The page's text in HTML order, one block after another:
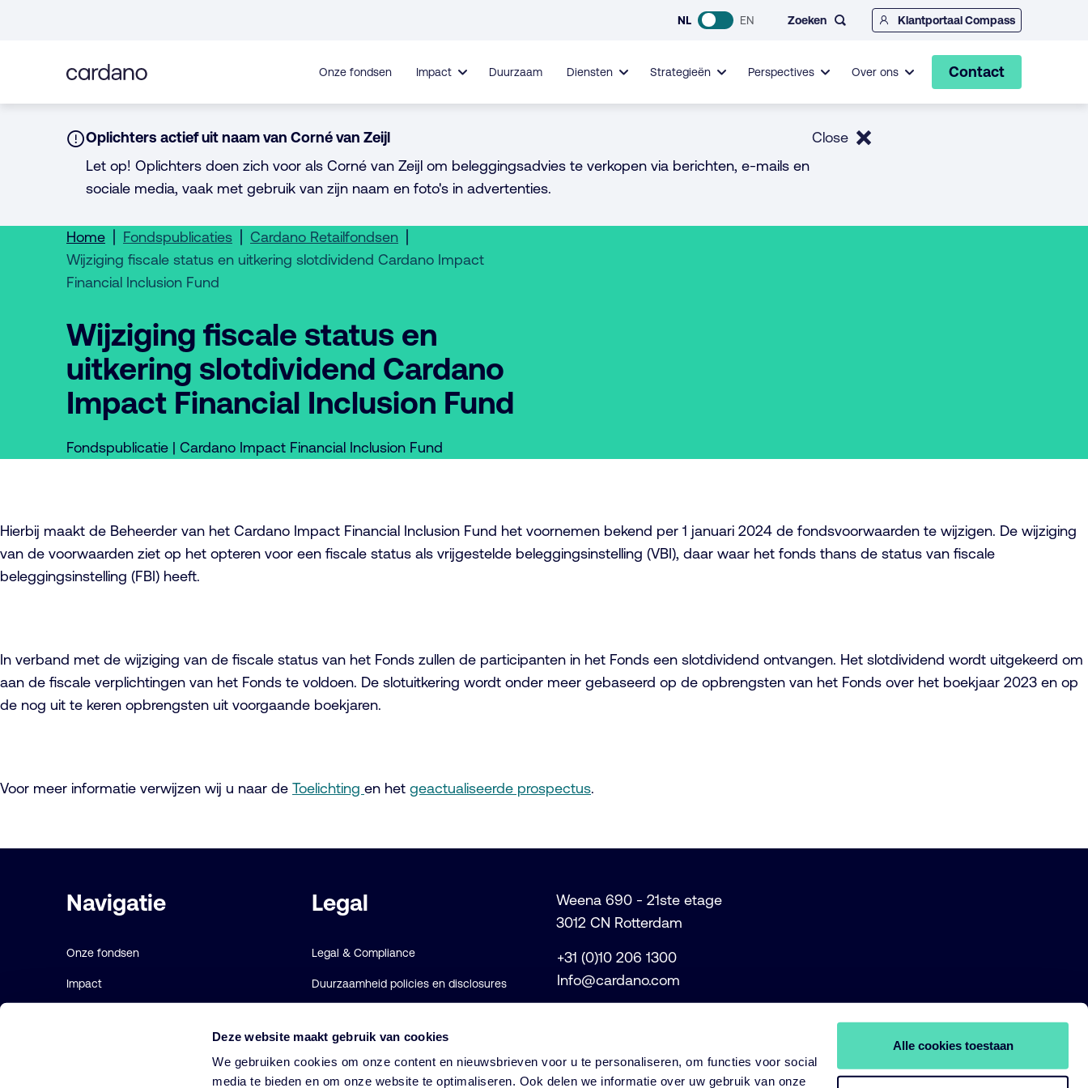
Deze website maakt gebruik van cookies
We gebruiken cookies om onze content en nieuwsbrieven voor u te personaliseren, om functies voor social
media te bieden en om onze website te optimaliseren. Ook delen we informatie over uw gebruik van onze
Alle cookies toestaan
inhoud
NL EN Zoeken Klantportaal Compass
Onze fondsen Impact Duurzaam Diensten Strategieën Perspectives Over ons Contact
Notice:
Oplichters actief uit naam van Corné van Zeijl
Let op! Oplichters doen zich voor als Corné van Zeijl om beleggingsadvies te verkopen via berichten, e-mails en
sociale media, vaak met gebruik van zijn naam en foto's in advertenties.
Close
Home Fondspublicaties
Cardano Retailfondsen
Wijziging fiscale status en uitkering slotdividend Cardano Impact
Financial Inclusion Fund
Wijziging fiscale status en
uitkering slotdividend Cardano
Impact Financial Inclusion Fund
Fondspublicatie | Cardano Impact Financial Inclusion Fund
Hierbij maakt de Beheerder van het Cardano Impact Financial Inclusion Fund het voornemen bekend per 1 januari 2024 de fondsvoorwaarden te wijzigen. De wijziging
van de voorwaarden ziet op het opteren voor een fiscale status als vrijgestelde beleggingsinstelling (VBI), daar waar het fonds thans de status van fiscale
beleggingsinstelling (FBI) heeft.
In verband met de wijziging van de fiscale status van het Fonds zullen de participanten in het Fonds een slotdividend ontvangen. Het slotdividend wordt uitgekeerd om
aan de fiscale verplichtingen van het Fonds te voldoen. De slotuitkering wordt onder meer gebaseerd op de opbrengsten van het Fonds over het boekjaar 2023 en op
de nog uit te keren opbrengsten uit voorgaande boekjaren.
Voor meer informatie verwijzen wij u naar de Toelichting en het geactualiseerde prospectus.
links
Navigatie
Onze fondsen
Impact
Legal
Legal & Compliance
Duurzaamheid policies en disclosures
Cookie verklaring
Weena 690 - 21ste etage
3012 CN Rotterdam
+31 (0)10 206 1300
Info@cardano.com